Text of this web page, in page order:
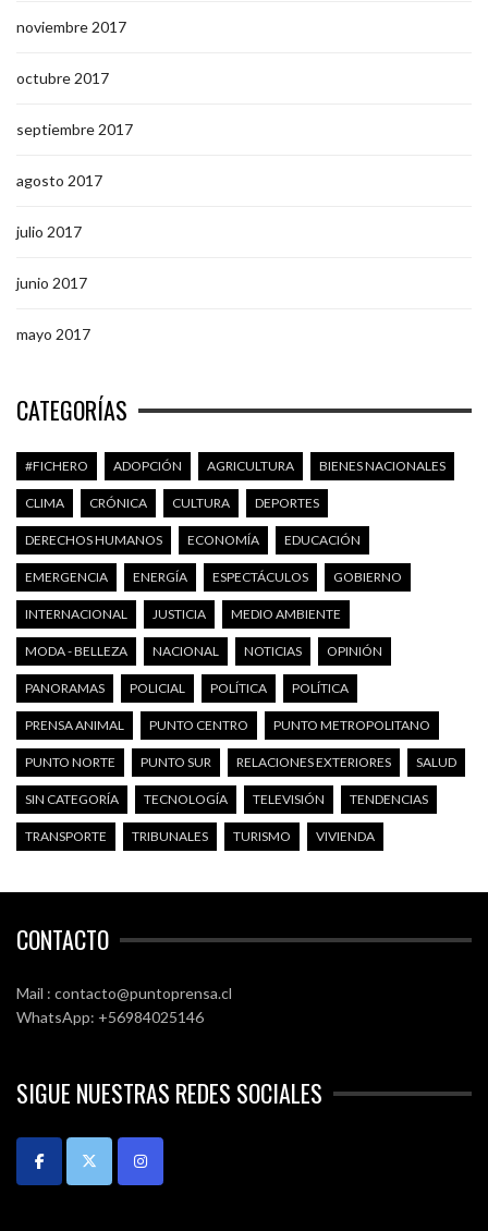
noviembre 2017
octubre 2017
septiembre 2017
agosto 2017
julio 2017
junio 2017
mayo 2017
CATEGORÍAS
#FICHERO ADOPCIÓN AGRICULTURA BIENES NACIONALES
CLIMA CRÓNICA CULTURA DEPORTES
DERECHOS HUMANOS ECONOMÍA EDUCACIÓN
EMERGENCIA ENERGÍA ESPECTÁCULOS GOBIERNO
INTERNACIONAL JUSTICIA MEDIO AMBIENTE
MODA - BELLEZA NACIONAL NOTICIAS OPINIÓN
PANORAMAS POLICIAL POLÍTICA POLÍTICA
PRENSA ANIMAL PUNTO CENTRO PUNTO METROPOLITANO
PUNTO NORTE PUNTO SUR RELACIONES EXTERIORES SALUD
SIN CATEGORÍA TECNOLOGÍA TELEVISIÓN TENDENCIAS
TRANSPORTE TRIBUNALES TURISMO VIVIENDA
CONTACTO
Mail : contacto@puntoprensa.cl
WhatsApp: +56984025146
SIGUE NUESTRAS REDES SOCIALES